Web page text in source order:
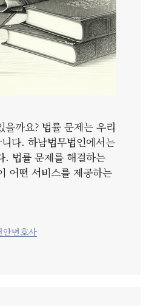
까요? 법률 문제는 우리
다. 하남법무법인에서는
. 법률 문제를 해결하는
어떤 서비스를 제공하는
안변호사